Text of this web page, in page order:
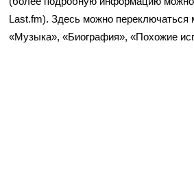
Last.fm). Здесь можно переключаться
«Музыка», «Биография», «Похожие